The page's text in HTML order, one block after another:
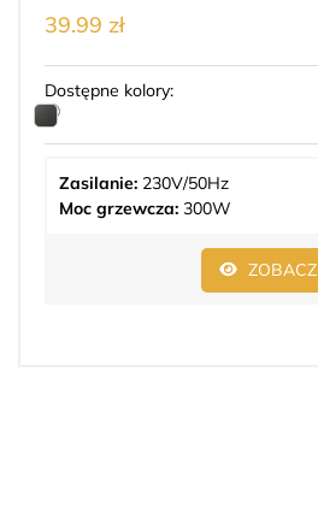
39.99 zł
Dostępne kolory:
Zasilanie: 230V/50Hz
Moc grzewcza: 300W
ZOBACZ